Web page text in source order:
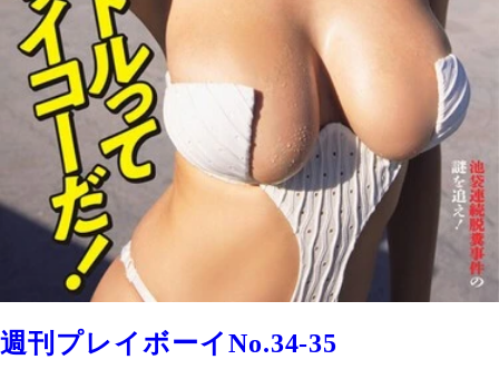
週刊プレイボーイNo.34-35